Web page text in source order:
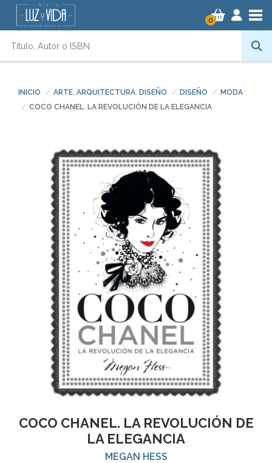
0
INICIO ARTE. ARQUITECTURA. DISEÑO DISEÑO
MODA
COCO CHANEL. LA REVOLUCIÓN DE LA ELEGANCIA
COCO CHANEL. LA REVOLUCIÓN DE
LA ELEGANCIA
MEGAN HESS